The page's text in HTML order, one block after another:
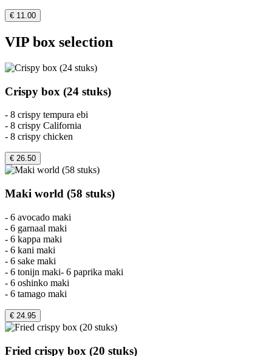
€ 11.00
VIP box selection
Crispy box (24 stuks)
- 8 crispy tempura ebi
- 8 crispy California
- 8 crispy chicken
€ 26.50
Maki world (58 stuks)
- 6 avocado maki
- 6 garnaal maki
- 6 kappa maki
- 6 kani maki
- 6 sake maki
- 6 tonijn maki- 6 paprika maki
- 6 oshinko maki
- 6 tamago maki
€ 24.95
Fried crispy box (20 stuks)